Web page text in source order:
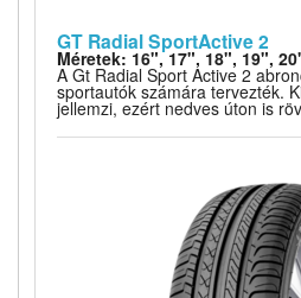
GT Radial SportActive 2
Méretek: 16", 17", 18", 19",
A Gt Radial Sport Active 2
sportautók számára tervezték.
jellemzi, ezért nedves úton is